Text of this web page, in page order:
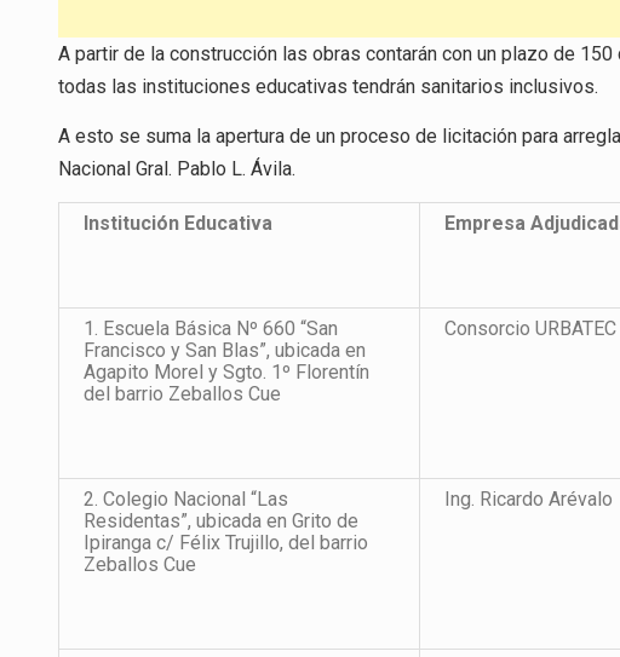
A partir de la construcción las obras contarán con un plazo de
todas las instituciones educativas tendrán sanitarios inclusivos.
A esto se suma la apertura de un proceso de licitación para
Nacional Gral. Pablo L. Ávila.
Institución Educativa Empresa
1. Escuela Básica Nº 660 “San
Francisco y San Blas”, ubicada en
Agapito Morel y Sgto. 1º Florentín
del barrio Zeballos Cue
Consorcio URBATEC I
2. Colegio Nacional “Las
Residentas”, ubicada en Grito de
Ipiranga c/ Félix Trujillo, del barrio
Zeballos Cue
Ing. Ricardo Arévalo